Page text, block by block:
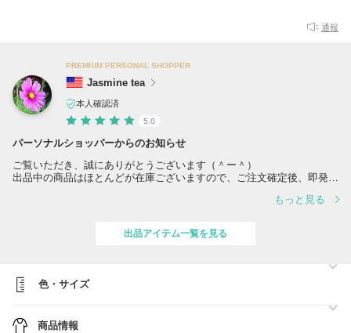
通報
PREMIUM PERSONAL SHOPPER
Jasmine tea
本人確認済
5.0
パーソナルショッパーからのお知らせ
ご覧いただき、誠にありがとうございます（＾ー＾）
出品中の商品はほとんどが在庫ございますので、ご注文確定後、即発送
リピーター様には割引特典がございますし、同梱割引もご利用いただけ
同梱割引率は以下の通りです。
3点同梱：5％割引
4点同梱：7％割引
5点以上同梱：10％割引（最大10,000円まで） （ただし、入手困難な商
品は対象外です）
もっと見る
出品アイテム一覧を見る
色・サイズ
商品情報